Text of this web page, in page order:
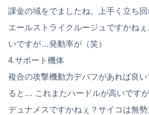
課金の域をでましたね。上手く立ち
エールストライクルージュですかね
いですが…発動率が（笑）
4.サポート機体
複合の攻撃機動力デバフがあれば良
ると… これまたハードルが高いです
デュナメスですかねぇ？サイコは無